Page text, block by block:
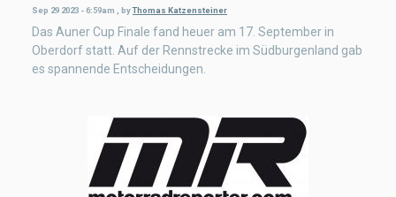
Sep 29 2023 - 6:59am byThomas Katzensteiner
Das Auner Cup Finale fand heuer am 17. September in
Oberdorf statt. Auf der Rennstrecke im Südburgenland gab
es spannende Entscheidungen.